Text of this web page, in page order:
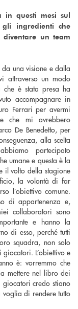
in questi mesi sul
gli ingredienti che
un team
da una visione e dalla
attraverso un modo
è stata presa ha
accompagnare in
Ferrari per avermi
che mi avrebbero
De Benedetto, per
alla scelta
partecipato
umane e questa è la
il volto della stagione
la volontà di far
l’obiettivo comune.
di appartenenza e,
collaboratori sono
e hanno la
di esso, perché tutti
squadra, non solo
L’obiettivo e
è: vorremmo che
mettere nel libro dei
giocatori credo stiano
voglia di rendere tutto